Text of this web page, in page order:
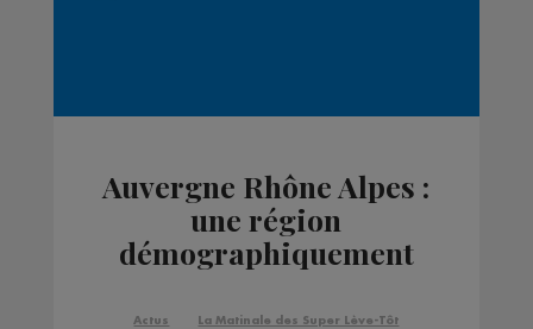
Auvergne Rhône Alpes :
une région
démographiquement
Actus La Matinale des Super Lève-Tôt